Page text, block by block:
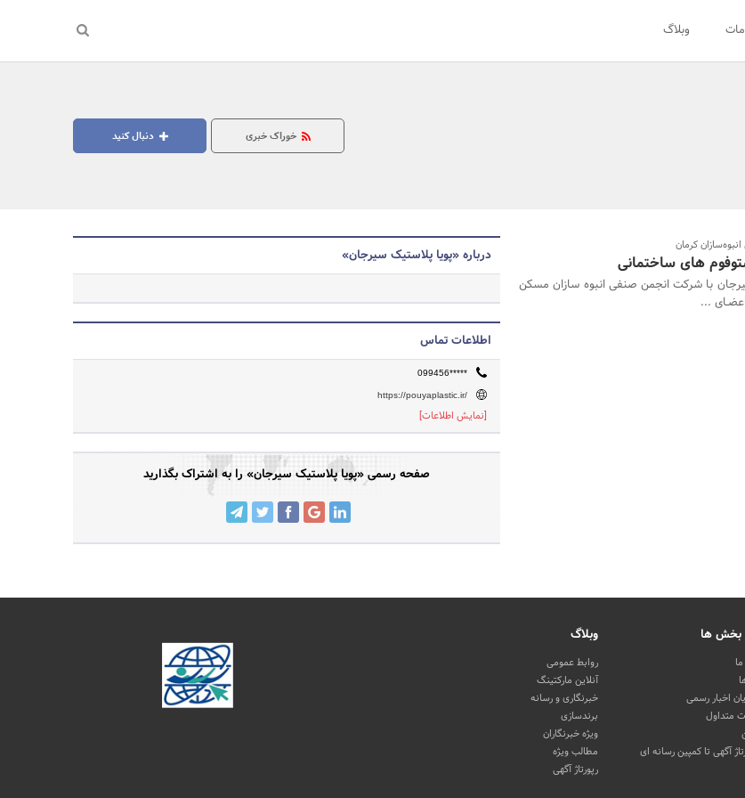
وبلاگ
جستجو
دنبال کنید خوراک خبری
کرمان
های ساختمانی
با شرکت انجمن صنفی انبوه سازان مسکن
...
درباره «پویا پلاستیک سیرجان»
اطلاعات تماس
099456*****
https://pouyaplastic.ir/
[نمایش اطلاعات]
صفحه رسمی «پویا پلاستیک سیرجان» را به اشتراک بگذارید
بخش ها
اخبار رسمی
متداول
آگهی تا کمپین رسانه ای
وبلاگ
روابط عمومی
آنلاین مارکتینگ
خبرنگاری و رسانه
برندسازی
ویژه خبرنگاران
مطالب ویژه
رپورتاژ آگهی